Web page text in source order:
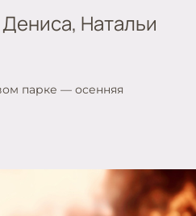
Натальи
парке — осенняя